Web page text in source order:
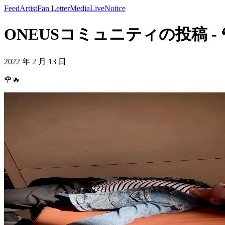
FeedArtistFan LetterMediaLiveNotice
ONEUSコミュニティの投稿 -
2022 年 2 月 13 日
🌹🔥